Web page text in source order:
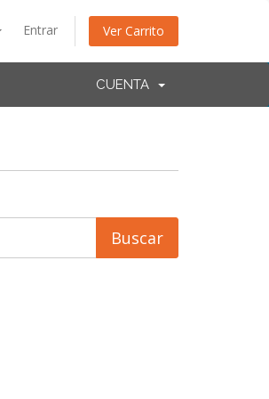
Entrar Ver Carrito
CUENTA